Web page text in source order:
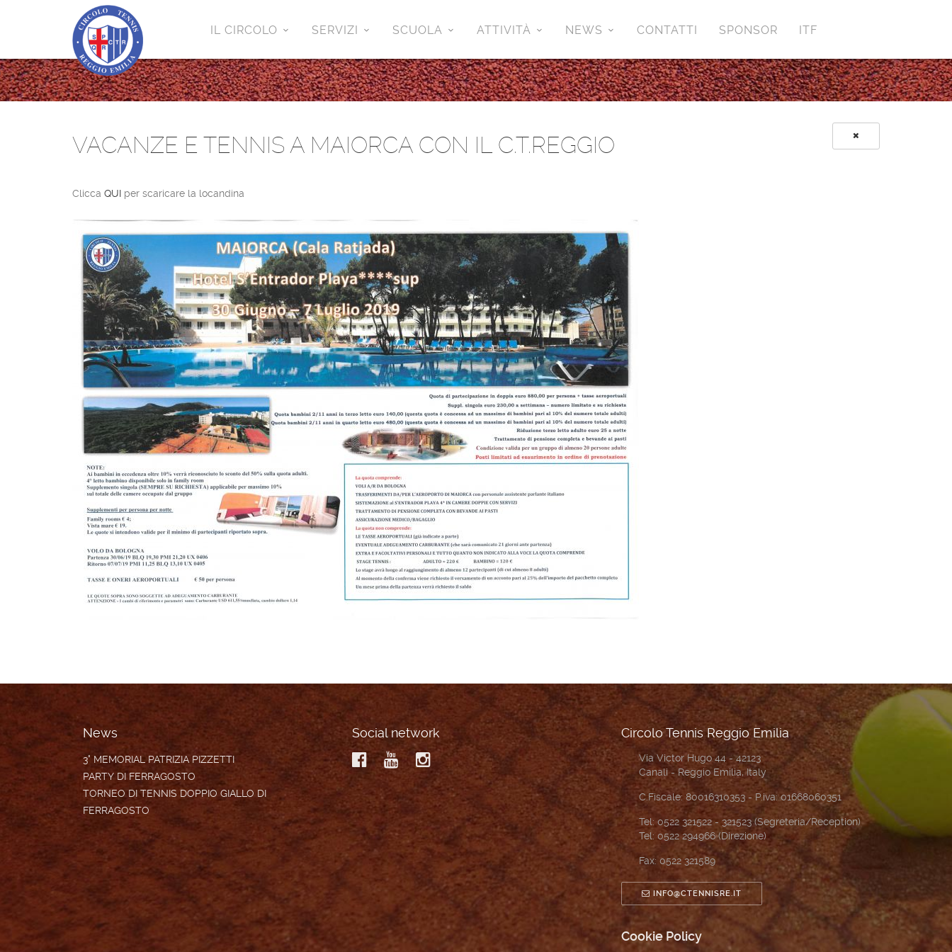
IL CIRCOLO SERVIZI SCUOLA ATTIVITÀ NEWS CONTATTI SPONSOR ITF
VACANZE E TENNIS A MAIORCA CON IL C.T.REGGIO
Clicca QUI per scaricare la locandina
News
3° MEMORIAL PATRIZIA PIZZETTI
PARTY DI FERRAGOSTO
TORNEO DI TENNIS DOPPIO GIALLO DI
FERRAGOSTO
Social network Circolo Tennis Reggio Emilia
Via Victor Hugo 44 - 42123
Canali - Reggio Emilia, Italy
C.Fiscale: 80016310353 - P.iva: 01668060351
Tel: 0522 321522 - 321523 (Segreteria/Reception)
Tel: 0522 294966 (Direzione)
Fax: 0522 321589
INFO@CTENNISRE.IT
Cookie Policy